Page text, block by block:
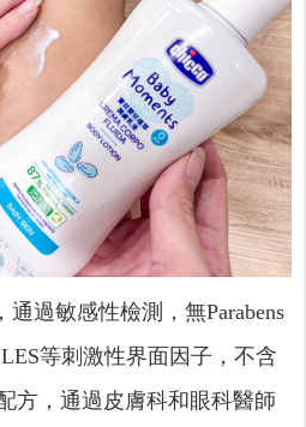
過敏感性檢測，無Parabens
等刺激性界面因子，不含
方，通過皮膚科和眼科醫師